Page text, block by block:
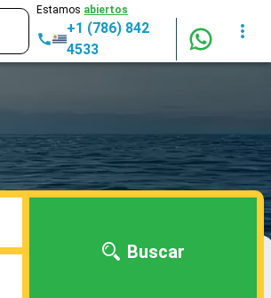
Estamos abiertos
+1 (786) 842
4533
Buscar